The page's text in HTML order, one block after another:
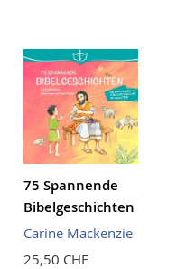
75 Spannende
Bibelgeschichten
Carine Mackenzie
25,50 CHF